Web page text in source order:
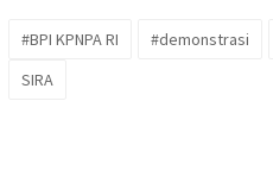
#BPI KPNPA RI #demonstrasi
SIRA